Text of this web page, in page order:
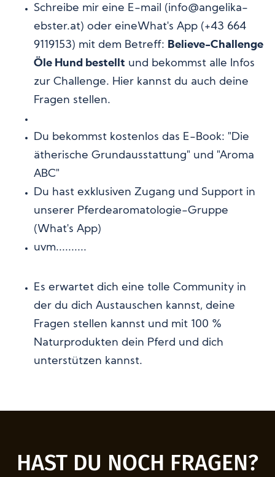
Schreibe mir eine E-mail (info@angelika-
ebster.at) oder eineWhat's App (+43 664
9119153) mit dem Betreff: Believe-Challenge
Öle Hund bestellt und bekommst alle Infos
zur Challenge. Hier kannst du auch deine
Fragen stellen.
Du bekommst kostenlos das E-Book: "Die
ätherische Grundausstattung" und "Aroma
ABC"
Du hast exklusiven Zugang und Support in
unserer Pferdearomatologie-Gruppe
(What's App)
uvm..........
Es erwartet dich eine tolle Community in
der du dich Austauschen kannst, deine
Fragen stellen kannst und mit 100 %
Naturprodukten dein Pferd und dich
unterstützen kannst.
HAST DU NOCH FRAGEN?